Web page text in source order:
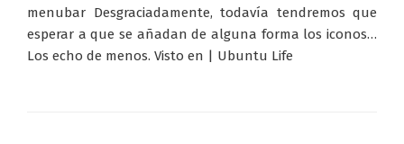
menubar Desgraciadamente, todavía tendremos que
esperar a que se añadan de alguna forma los iconos…
Los echo de menos. Visto en | Ubuntu Life